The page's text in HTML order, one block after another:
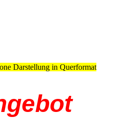
Darstellung in Querformat